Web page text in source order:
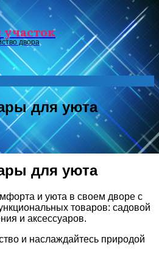
двора
для уюта
для уюта
и уюта в своем дворе с
товаров: садовой
и аксессуаров.
и наслаждайтесь природой